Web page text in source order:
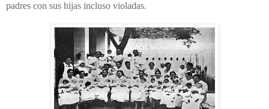
padres con sus hijas incluso violadas.